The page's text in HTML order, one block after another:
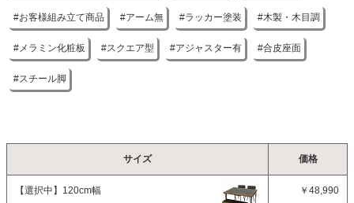
約126x80x9/73.5x29x13/66x45x54/112x39x12.5(cm)
梱包重量
約15/6/18/8.5kg
商品重量
原産国
お客様組み立て商品 アーム無 ラッカー塗装 木製・木目調
メラミン化粧板 スクエア型 アジャスター有 合皮座面
スチール脚
サイズ 価格
【選択中】 120cm幅 ￥48,990